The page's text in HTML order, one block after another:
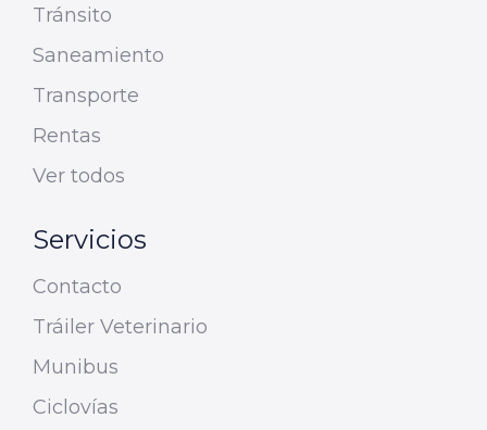
Tránsito
Saneamiento
Transporte
Rentas
Ver todos
Servicios
Contacto
Tráiler Veterinario
Munibus
Ciclovías